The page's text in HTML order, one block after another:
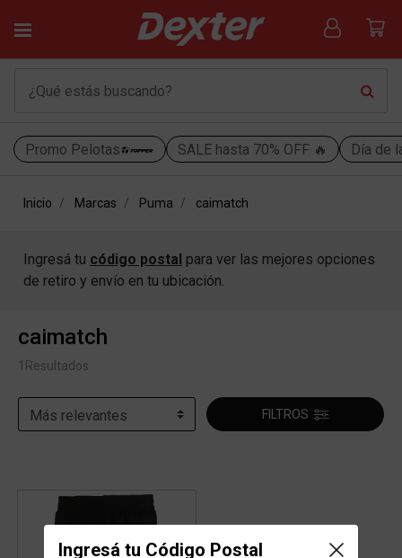
Promo Pelotas SALE hasta 70% OFF 🔥 Día de
Ingresá tu Código Postal
Inicio Marcas Puma caimatch
Ingresá tu código postal para ver las mejores opciones
de retiro y envío en tu ubicación.
caimatch
1 Resultados
FILTROS